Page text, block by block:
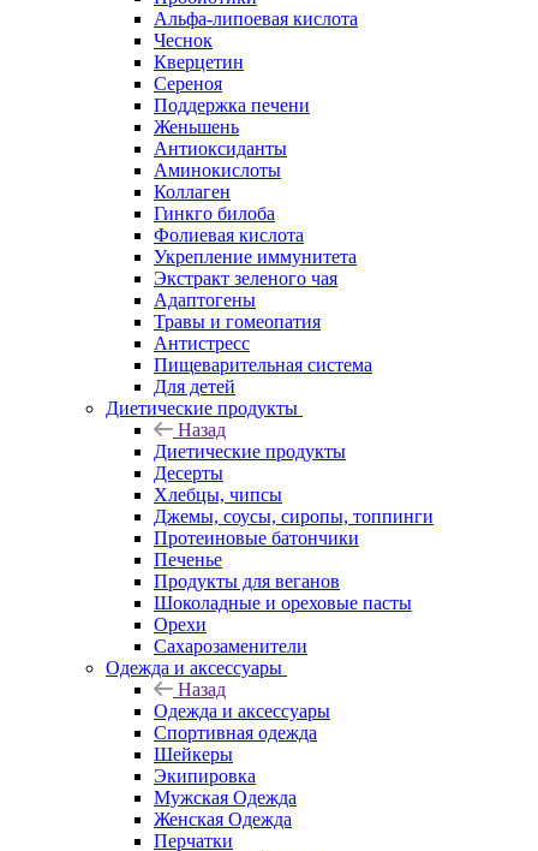
Альфа-липоевая кислота
Чеснок
Кверцетин
Сереноя
Поддержка печени
Женьшень
Антиоксиданты
Аминокислоты
Коллаген
Гинкго билоба
Фолиевая кислота
Укрепление иммунитета
Экстракт зеленого чая
Адаптогены
Травы и гомеопатия
Антистресс
Пищеварительная система
Для детей
Диетические продукты
Назад
Диетические продукты
Десерты
Хлебцы, чипсы
Джемы, соусы, сиропы, топпинги
Протеиновые батончики
Печенье
Продукты для веганов
Шоколадные и ореховые пасты
Орехи
Сахарозаменители
Одежда и аксессуары
Назад
Одежда и аксессуары
Спортивная одежда
Шейкеры
Экипировка
Мужская Одежда
Женская Одежда
Перчатки